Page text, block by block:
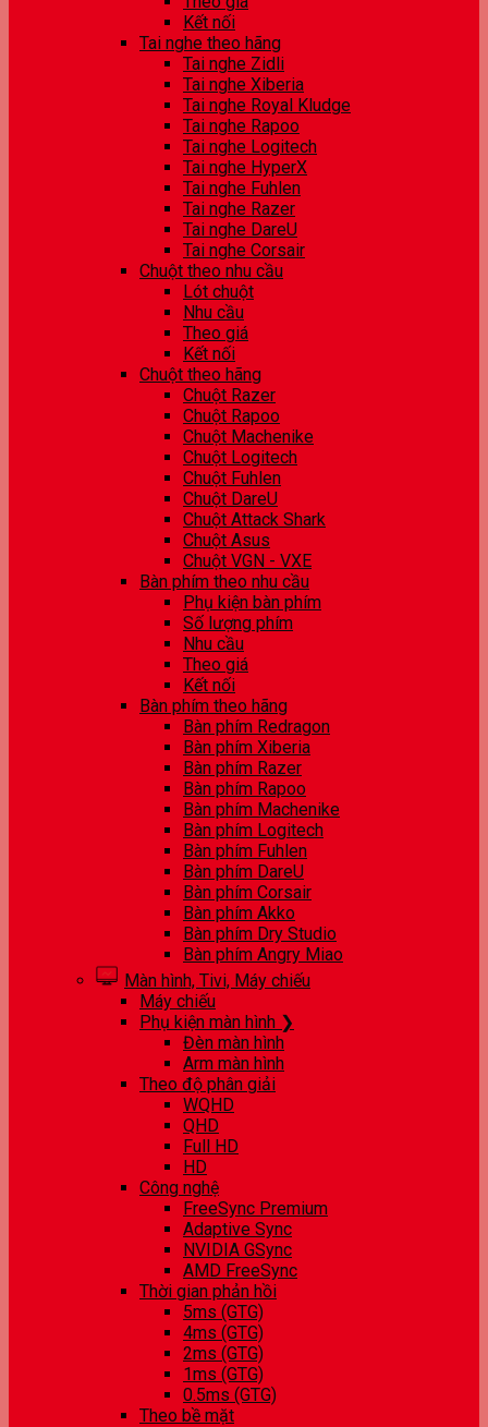
Kết nối
Tai nghe theo hãng
Tai nghe Zidli
Tai nghe Xiberia
Tai nghe Royal Kludge
Tai nghe Rapoo
Tai nghe Logitech
Tai nghe HyperX
Tai nghe Fuhlen
Tai nghe Razer
Tai nghe DareU
Tai nghe Corsair
Chuột theo nhu cầu
Lót chuột
Nhu cầu
Theo giá
Kết nối
Chuột theo hãng
Chuột Razer
Chuột Rapoo
Chuột Machenike
Chuột Logitech
Chuột Fuhlen
Chuột DareU
Chuột Attack Shark
Chuột Asus
Chuột VGN - VXE
Bàn phím theo nhu cầu
Phụ kiện bàn phím
Số lượng phím
Nhu cầu
Theo giá
Kết nối
Bàn phím theo hãng
Bàn phím Redragon
Bàn phím Xiberia
Bàn phím Razer
Bàn phím Rapoo
Bàn phím Machenike
Bàn phím Logitech
Bàn phím Fuhlen
Bàn phím DareU
Bàn phím Corsair
Bàn phím Akko
Bàn phím Dry Studio
Bàn phím Angry Miao
Màn hình, Tivi, Máy chiếu
Máy chiếu
Phụ kiện màn hình ❯
Đèn màn hình
Arm màn hình
Theo độ phân giải
WQHD
QHD
Full HD
HD
Công nghệ
FreeSync Premium
Adaptive Sync
NVIDIA GSync
AMD FreeSync
Thời gian phản hồi
5ms (GTG)
4ms (GTG)
2ms (GTG)
1ms (GTG)
0.5ms (GTG)
Theo bề mặt